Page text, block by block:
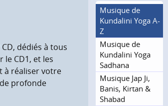
dédiés à tous
CD1, et les
à réaliser votre
profonde
Musique de
Kundalini Yoga A-
Z
Musique de
Kundalini Yoga
Sadhana
Musique Jap Ji,
Banis, Kirtan &
Shabad